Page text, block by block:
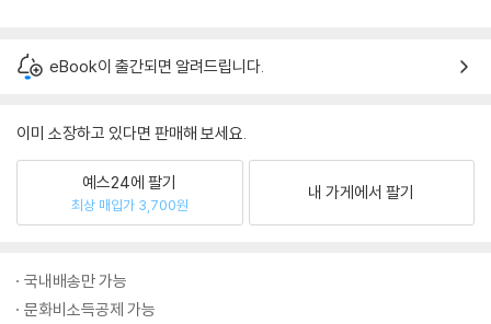
eBook이 출간되면 알려드립니다.
이미 소장하고 있다면 판매해 보세요.
예스24에 팔기
최상 매입가 3,700원
내 가게에서 팔기
국내배송만 가능
문화비소득공제 가능